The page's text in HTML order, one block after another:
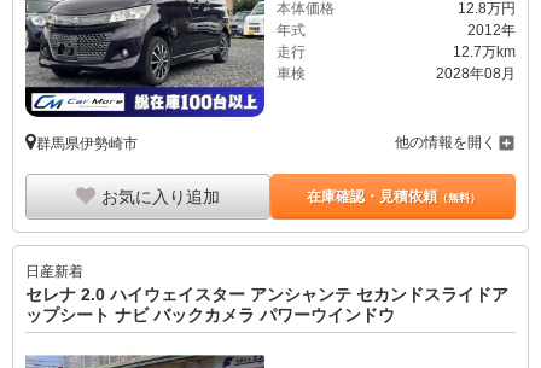
本体価格
12.8万円
年式
2012年
走行
12.7万km
車検
2028年08月
群馬県伊勢崎市 他の情報を開く
お気に入り追加 在庫確認・見積依頼（無料）
日産新着
セレナ 2.0 ハイウェイスター アンシャンテ セカンドスライドア
ップシート ナビ バックカメラ パワーウインドウ